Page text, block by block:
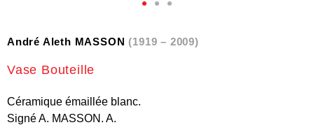
André Aleth MASSON (1919 – 2009)
Vase Bouteille
Céramique émaillée blanc.
Signé A. MASSON. A.